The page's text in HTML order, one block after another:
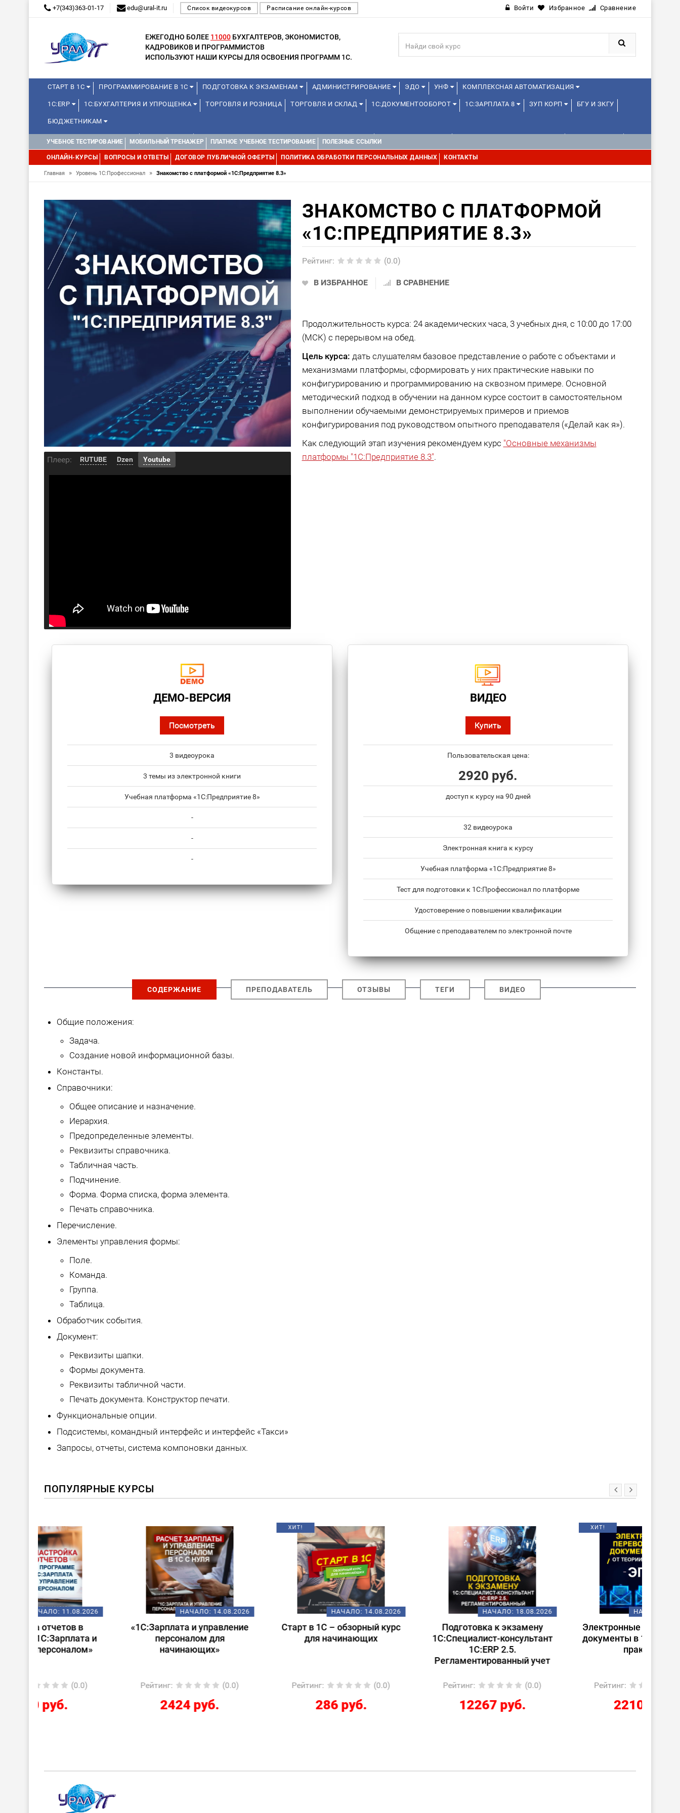
+7(343)363-01-17 edu@ural-it.ru Список видеокурсов Расписание онлайн-курсов Войти Избранное Сравнение
ЕЖЕГОДНО БОЛЕЕ 11000 БУХГАЛТЕРОВ, ЭКОНОМИСТОВ,
КАДРОВИКОВ И ПРОГРАММИСТОВ
ИСПОЛЬЗУЮТ НАШИ КУРСЫ ДЛЯ ОСВОЕНИЯ ПРОГРАММ 1С.
СТАРТ В 1С ПРОГРАММИРОВАНИЕ В 1С ПОДГОТОВКА К ЭКЗАМЕНАМ АДМИНИСТРИРОВАНИЕ ЭДО УНФ КОМПЛЕКСНАЯ АВТОМАТИЗАЦИЯ
1С:ERP 1С:БУХГАЛТЕРИЯ И УПРОЩЕНКА ТОРГОВЛЯ И РОЗНИЦА ТОРГОВЛЯ И СКЛАД 1С:ДОКУМЕНТООБОРОТ 1С:ЗАРПЛАТА 8 ЗУП КОРП БГУ И ЗКГУ
БЮДЖЕТНИКАМ
КУРСЫ ДЛЯ ШКОЛЬНИКОВ МИНИ-КУРСЫ КУРСЫ ДЛЯ ПРЕПОДАВАТЕЛЕЙ ШКОЛЬНЫХ КУРСОВ ДЛЯ ШКОЛЬНИКОВ
ДРУГИЕ 1С:МЕДИЦИНА WEB, JAVA И ANDROID
УЧЕБНОЕ ТЕСТИРОВАНИЕ МОБИЛЬНЫЙ ТРЕНАЖЕР ПЛАТНОЕ УЧЕБНОЕ ТЕСТИРОВАНИЕ ПОЛЕЗНЫЕ ССЫЛКИ
ОНЛАЙН-КУРСЫ ВОПРОСЫ И ОТВЕТЫ ДОГОВОР ПУБЛИЧНОЙ ОФЕРТЫ ПОЛИТИКА ОБРАБОТКИ ПЕРСОНАЛЬНЫХ ДАННЫХ КОНТАКТЫ
Главная » Уровень 1С:Профессионал » Знакомство с платформой «1C:Предприятие 8.3»
Плеер: RUTUBE Dzen Youtube
ЗНАКОМСТВО С ПЛАТФОРМОЙ
«1C:ПРЕДПРИЯТИЕ 8.3»
Рейтинг: (0.0)
В ИЗБРАННОЕ В СРАВНЕНИЕ
Продолжительность курса: 24 академических часа, 3 учебных дня, с 10:00 до 17:00
(МСК) с перерывом на обед.
Цель курса: дать слушателям базовое представление о работе с объектами и
механизмами платформы, сформировать у них практические навыки по
конфигурированию и программированию на сквозном примере. Основной
методический подход в обучении на данном курсе состоит в самостоятельном
выполнении обучаемыми демонстрируемых примеров и приемов
конфигурирования под руководством опытного преподавателя («Делай как я»).
Как следующий этап изучения рекомендуем курс "Основные механизмы
платформы "1С:Предприятие 8.3".
ДЕМО-ВЕРСИЯ
Посмотреть
3 видеоурока
3 темы из электронной книги
Учебная платформа «1С:Предприятие 8»
-
-
-
ВИДЕО
Купить
Пользовательская цена:
2920 руб.
доступ к курсу на 90 дней
32 видеоурока
Электронная книга к курсу
Учебная платформа «1С:Предприятие 8»
Тест для подготовки к 1С:Профессионал по платформе
Удостоверение о повышении квалификации
Общение с преподавателем по электронной почте
СОДЕРЖАНИЕ ПРЕПОДАВАТЕЛЬ ОТЗЫВЫ ТЕГИ ВИДЕО
Общие положения:
Задача.
Создание новой информационной базы.
Константы.
Справочники:
Общее описание и назначение.
Иерархия.
Предопределенные элементы.
Реквизиты справочника.
Табличная часть.
Подчинение.
Форма. Форма списка, форма элемента.
Печать справочника.
Перечисление.
Элементы управления формы:
Поле.
Команда.
Группа.
Таблица.
Обработчик события.
Документ:
Реквизиты шапки.
Формы документа.
Реквизиты табличной части.
Печать документа. Конструктор печати.
Функциональные опции.
Подсистемы, командный интерфейс и интерфейс «Такси»
Запросы, отчеты, система компоновки данных.
ПОПУЛЯРНЫЕ КУРСЫ
14.08.2026
«1С:Зарплата и управление
персоналом для
начинающих»
Рейтинг (0.0)
ХИТ!
14.08.2026
Старт в 1С – обзорный курс
Рейтинг (0.0)
18.08.2026
Подготовка к экзамену
1С:Специалист-консультант
Регламентированный учет
Рейтинг (0.0)
НОВИНКА
ХИТ!
18.08.2026
Электронные перевозочные
документы в 1С: от теории к
Рейтинг (0.0)